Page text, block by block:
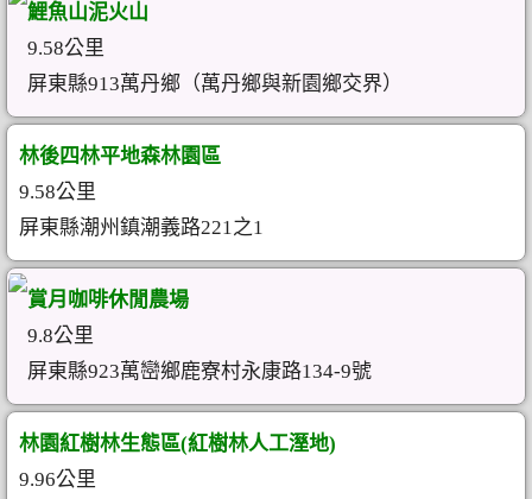
鯉魚山泥火山
9.58公里
屏東縣913萬丹鄉（萬丹鄉與新園鄉交界）
林後四林平地森林園區
9.58公里
屏東縣潮州鎮潮義路221之1
賞月咖啡休閒農場
9.8公里
屏東縣923萬巒鄉鹿寮村永康路134-9號
林園紅樹林生態區(紅樹林人工溼地)
9.96公里